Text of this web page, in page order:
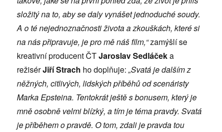
složitý na to, aby se daly vynášet jednoduché soudy.
A o té nejednoznačnosti života a zkouškách, které si
na nás připravuje, je pro mě náš film,“zamýšlí se
kreativní producent ČTJaroslav Sedláčeka
režisérJiří Strach ho doplňuje:„Svatá je dalším z
něžných, citlivých, lidských příběhů od scenáristy
Marka Epsteina. Tentokrát ještě s bonusem, který je
mně osobně velmi blízký, a tím je téma pravdy. Svatá
je příběhem o pravdě. O tom, zdali je pravda tou